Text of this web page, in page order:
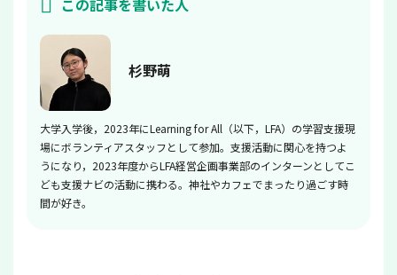
この記事を書いた人
杉野萌
大学入学後，2023年にLearning for All（以下，LFA）の学習支援現
場にボランティアスタッフとして参加。支援活動に関心を持つよ
うになり，2023年度からLFA経営企画事業部のインターンとしてこ
ども支援ナビの活動に携わる。神社やカフェでまったり過ごす時
間が好き。